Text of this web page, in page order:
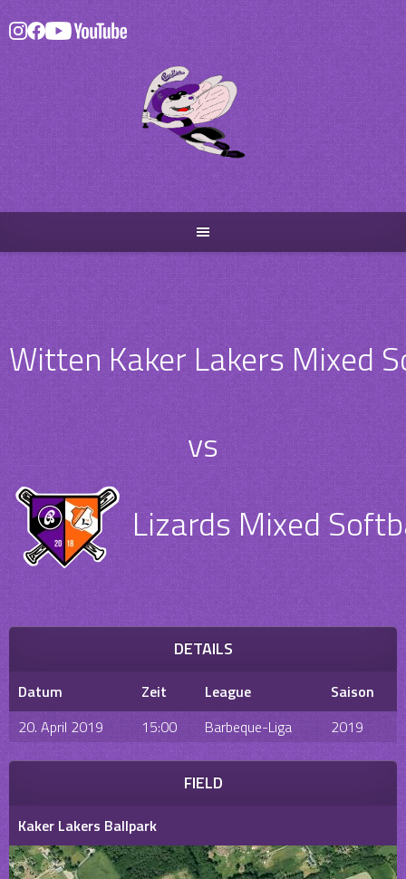
Skip
to
content
Witten Kaker Lakers Mixed
vs
Lizards Mixed
DETAILS
Datum Zeit League
Saison
20. April 2019
15:00 Barbeque-Liga 2019
FIELD
Kaker Lakers Ballpark